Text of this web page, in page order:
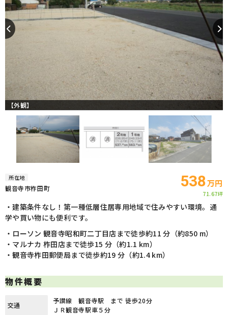
【外観】
所在地
観音寺市柞田町 538万円
71.67坪
・建築条件なし！第一種低層住居専用地域で住みやすい環境。通
学や買い物にも便利です。
・ローソン 観音寺昭和町二丁目店まで徒歩約11 分（約850 m）
・マルナカ 柞田店まで徒歩15 分（約1.1 km）
・観音寺柞田郵便局まで徒歩約19 分（約1.4 km）
物件概要
交通
予讃線 観音寺駅 まで 徒歩20分
ＪＲ観音寺駅車５分